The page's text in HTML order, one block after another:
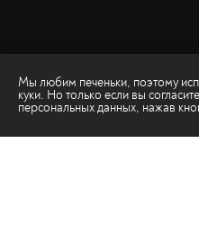
Мы любим печеньки, поэтому
куки. Но только если вы
персональных данных, нажав